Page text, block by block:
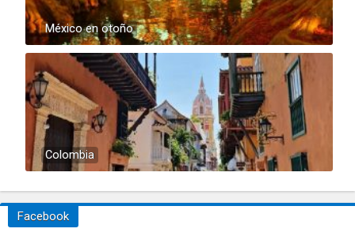
México en otoño
Colombia
Facebook